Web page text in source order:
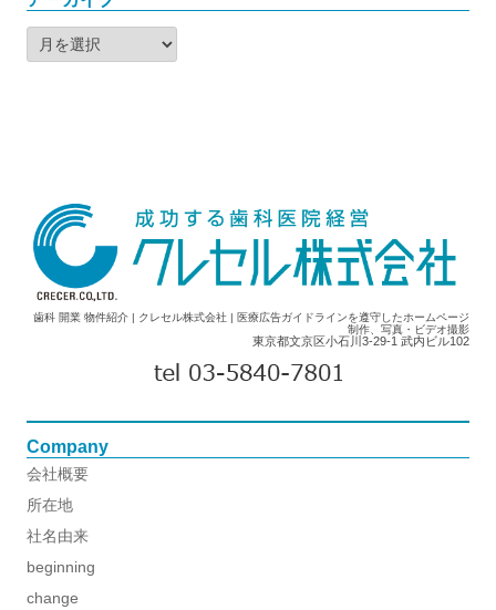
ア
ー
カ
歯科 開業 物件紹介 | クレセル株式会社 | 医療広告ガイドラインを遵守したホームページ
制作、写真・ビデオ撮影
東京都文京区小石川3-29-1 武内ビル102
Company
会社概要
所在地
社名由来
beginning
change